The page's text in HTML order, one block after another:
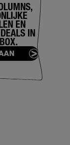
EN
IN